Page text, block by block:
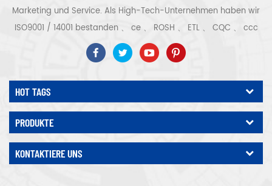
Marketing und Service. Als High-Tech-Unternehmen haben wir
ISO9001 / 14001 bestanden 、 ce 、 ROSH 、 ETL 、 CQC 、 ccc
Qualitäts- und Sicherheitszertifizierung, High-Tech-
Unternehmenszertifizierung usw. Luftkompressorsystem und -
ausrüstung umfassen Schraubentyp, Zentrifugaltyp, ölfrei,
Spiraltyp, Kolbentyp, Trockner, Filter, Abtropffläche, mit
vollständiger Luftkompressorproduktionslinie, mehr als 300
Arten von Luftkompressoren als Industrieexperte Unsere
Unternehmen hat mehr als angesammelt 30 Jahre Erfahrung
von das wichtigste Gussteil für Druckbehälter, Elektromotoren,
HOT TAGS
PRODUKTE
KONTAKTIERE UNS